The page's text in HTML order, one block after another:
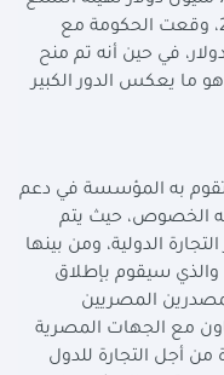
التموينية، مشيرة إلى أنه خلال عام 2024، وقعت الحكومة مع
عمل بقيمة 1.5 مليار دولار، في حين أنه تم منح
مليار دولار، وهو ما يعكس الدور الكبير
تقوم به المؤسسة في دعم
الخصوص، حيث يتم
الدولية، ومن بينها
والذي سيقوم بإطلاق
2025-2026 لدعم المصدرين المصريين
مع الجهات المصرية
من أجل التجارة للدول